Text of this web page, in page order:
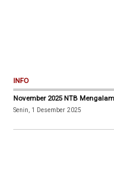
INFO
November 2025 NTB
Senin, 1 Desember 2025